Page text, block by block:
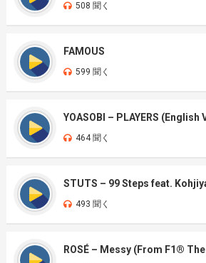
508 聞く
FAMOUS
599 聞く
YOASOBI – PLAYERS (English
464 聞く
STUTS – 99 Steps feat.
493 聞く
ROSÉ – Messy (From F1®